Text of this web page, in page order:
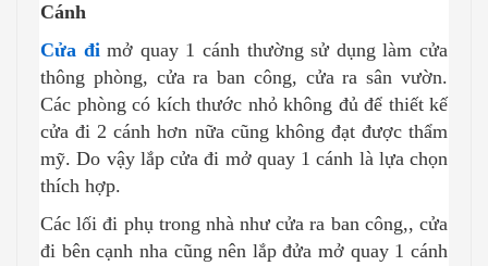
Cánh
Cửa đimở quay 1 cánh thường sử dụng làm cửa
thông phòng, cửa ra ban công, cửa ra sân vườn.
Các phòng có kích thước nhỏ không đủ để thiết kế
cửa đi 2 cánh hơn nữa cũng không đạt được thẩm
mỹ. Do vậy lắp cửa đi mở quay 1 cánh là lựa chọn
thích hợp.
Các lối đi phụ trong nhà như cửa ra ban công,, cửa
đi bên cạnh nha cũng nên lắp đửa mở quay 1 cánh